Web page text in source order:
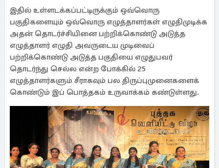
இதில் உள்ளடக்கப்பட்டிருக்கும் ஒவ்வொரு
பகுதிகளையும் ஒவ்வொரு எழுத்தாளர்கள் எழுதிமுடிக்க
அதன் தொடர்ச்சியினை பற்றிக்கொண்டு அடுத்த
எழுத்தாளர் எழுதி அவருடைய முடிவைப்
பற்றிக்கொண்டு அடுத்த பகுதியை எழுதுபவர்
தொடர்ந்து செல்ல என்ற போக்கில் 25
எழுத்தாளர்களும் சீராகவும் பல திருப்புமுனைகளைக்
கொண்டும் இப் பொத்தகம் உருவாக்கம் கண்டுள்ளது.